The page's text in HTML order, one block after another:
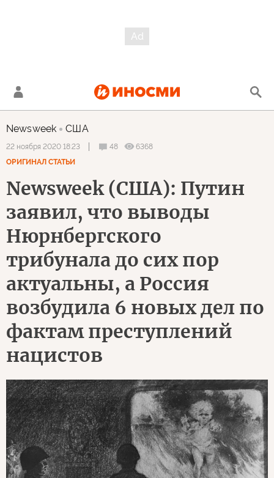
Newsweek США
22 ноября 2020 18:23 48
6368
ОРИГИНАЛ СТАТЬИ
Newsweek (США): Путин
заявил, что выводы
Нюрнбергского
трибунала до сих пор
актуальны, а Россия
возбудила 6 новых дел по
фактам преступлений
нацистов